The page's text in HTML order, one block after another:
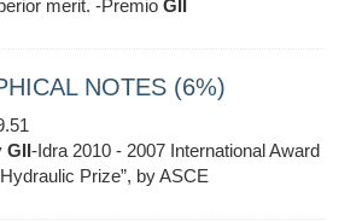
merit. -Premio GII
NOTES (6%)
GII-Idra 2010 - 2007 International Award
Prize”, by ASCE